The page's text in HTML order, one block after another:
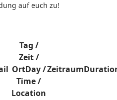
auf euch zu!
Tag /
Zeit /
OrtDay /
Time /
Location
Zeitraum